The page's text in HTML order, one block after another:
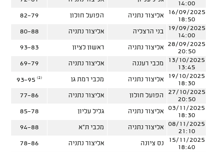
14:00
16/09/2025
18:50
אליצור נתניה הפועל חולון
82-79
19/09/2025
14:00
בני הרצליה אליצור נתניה
80-88
28/09/2025
20:50
אליצור נתניה ראשון לציון
93-83
13/10/2025
13:45
מכבי רעננה אליצור נתניה
69-79
19/10/2025
18:30
אליצור נתניה מכבי רמת גן 93-95 (2)
27/10/2025
20:50
הפועל חולון אליצור נתניה
77-86
03/11/2025
18:30
אליצור נתניה גליל עליון
85-78
08/11/2025
21:10
אליצור נתניה מכבי ת"א
94-88
15/11/2025
18:40
נס ציונה אליצור נתניה
78-86